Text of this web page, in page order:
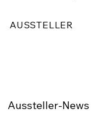
AUSSTELLER
Aussteller-News